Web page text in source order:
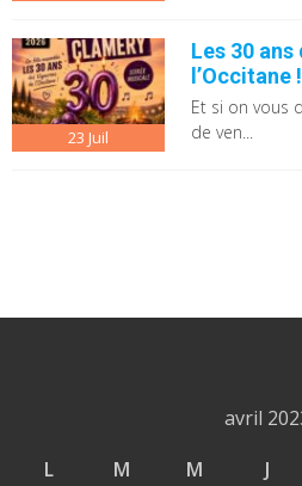
23 Juil
Les 30
l’Occitane !
Et si on vous
de ven...
avril
L
M M J